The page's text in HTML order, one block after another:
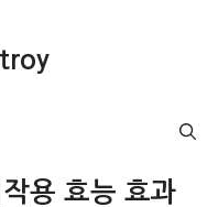
용 효능 효과